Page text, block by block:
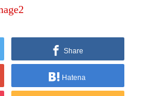
Share
Hatena